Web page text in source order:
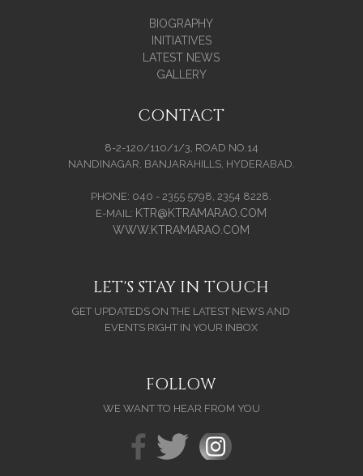
BIOGRAPHY
INITIATIVES
LATEST NEWS
GALLERY
CONTACT
8-2-120/110/1/3, ROAD NO.14
NANDINAGAR, BANJARAHILLS, HYDERABAD.
PHONE: 040 - 2355 5798, 2354 8228.
E-MAIL: KTR@KTRAMARAO.COM
WWW.KTRAMARAO.COM
LET'S STAY IN TOUCH
GET UPDATEDS ON THE LATEST NEWS AND
EVENTS RIGHT IN YOUR INBOX
FOLLOW
WE WANT TO HEAR FROM YOU